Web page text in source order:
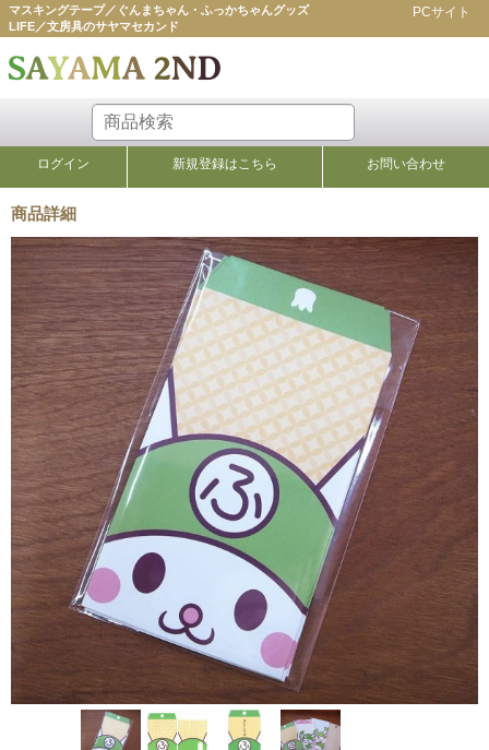
マスキングテープ／ぐんまちゃん・ふっかちゃんグッズ
LIFE／文房具のサヤマセカンド
PCサイト
ログイン 新規登録はこちら お問い合わせ
商品詳細